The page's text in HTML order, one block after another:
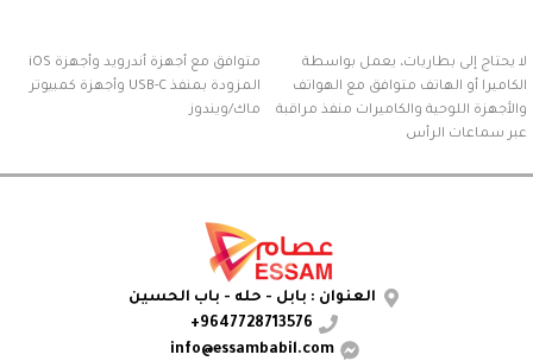
لا يحتاج إلى بطاريات، يعمل بواسطة
الكاميرا أو الهاتف متوافق مع الهواتف
والأجهزة اللوحية والكاميرات منفذ مراقبة
عبر سماعات الرأس
متوافق مع أجهزة أندرويد وأجهزة iOS
المزودة بمنفذ USB-C وأجهزة كمبيوتر
ماك/ويندوز
العنوان : بابل - حله - باب الحسين
9647728713576+
info@essambabil.com